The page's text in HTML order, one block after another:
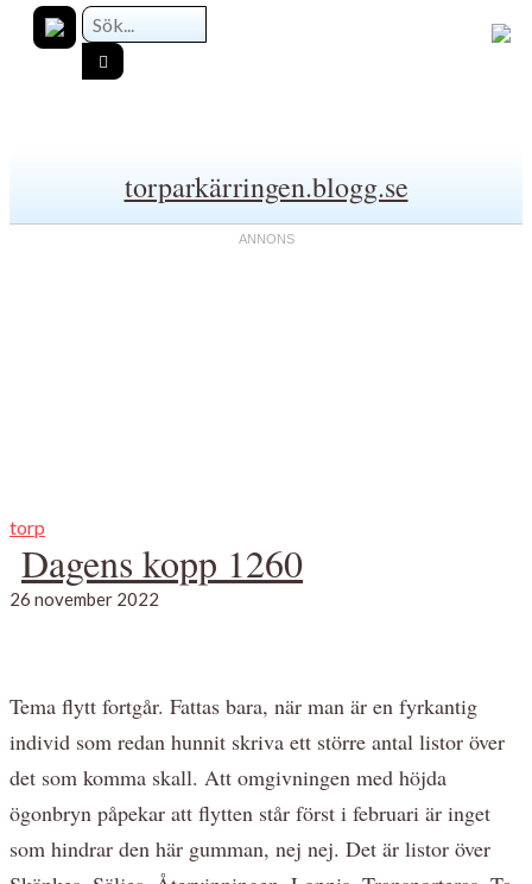
torparkärringen.blogg.se
torp
Dagens kopp 1260
26 november 2022
Tema flytt fortgår. Fattas bara, när man är en fyrkantig
individ som redan hunnit skriva ett större antal listor över
det som komma skall. Att omgivningen med höjda
ögonbryn påpekar att flytten står först i februari är inget
som hindrar den här gumman, nej nej. Det är listor över